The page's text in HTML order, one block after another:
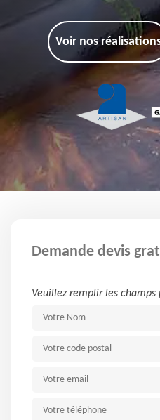
Voir nos
Demande devis
Veuillez remplir les